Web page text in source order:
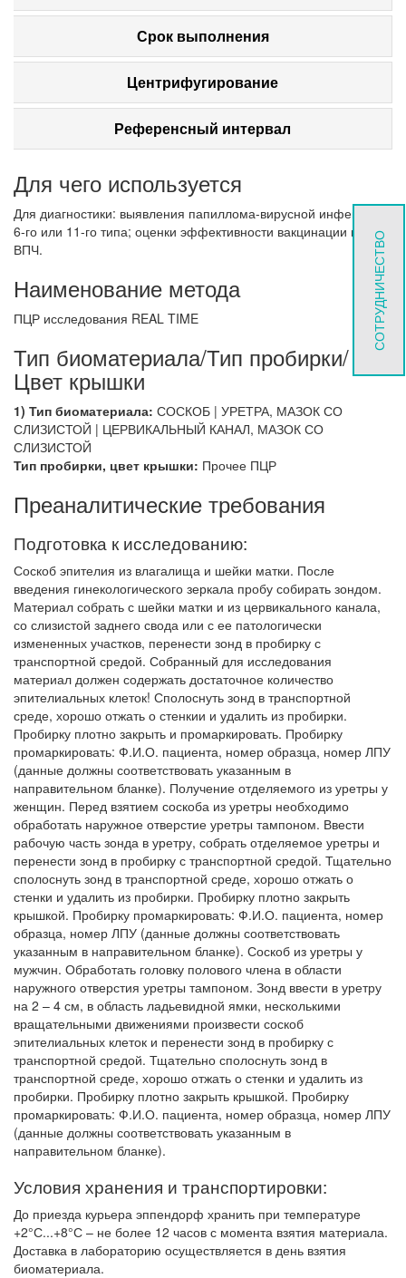
Срок выполнения
Центрифугирование
Референсный интервал
Для чего используется
Для диагностики: выявления папиллома-вирусной инфекции
6-го или 11-го типа; оценки эффективности вакцинации против
ВПЧ.
Наименование метода
ПЦР исследования REAL TIME
Тип биоматериала/Тип пробирки/
Цвет крышки
1) Тип биоматериала: СОСКОБ | УРЕТРА, МАЗОК СО
СЛИЗИСТОЙ | ЦЕРВИКАЛЬНЫЙ КАНАЛ, МАЗОК СО
СЛИЗИСТОЙ
Тип пробирки, цвет крышки: Прочее ПЦР
Преаналитические требования
Подготовка к исследованию:
Соскоб эпителия из влагалища и шейки матки. После
введения гинекологического зеркала пробу собирать зондом.
Материал собрать с шейки матки и из цервикального канала,
со слизистой заднего свода или с ее патологически
измененных участков, перенести зонд в пробирку с
транспортной средой. Собранный для исследования
материал должен содержать достаточное количество
эпителиальных клеток! Сполоснуть зонд в транспортной
среде, хорошо отжать о стенкии и удалить из пробирки.
Пробирку плотно закрыть и промаркировать. Пробирку
промаркировать: Ф.И.О. пациента, номер образца, номер ЛПУ
(данные должны соответствовать указанным в
направительном бланке). Получение отделяемого из уретры у
женщин. Перед взятием соскоба из уретры необходимо
обработать наружное отверстие уретры тампоном. Ввести
рабочую часть зонда в уретру, собрать отделяемое уретры и
перенести зонд в пробирку с транспортной средой. Тщательно
сполоснуть зонд в транспортной среде, хорошо отжать о
стенки и удалить из пробирки. Пробирку плотно закрыть
крышкой. Пробирку промаркировать: Ф.И.О. пациента, номер
образца, номер ЛПУ (данные должны соответствовать
указанным в направительном бланке). Соскоб из уретры у
мужчин. Обработать головку полового члена в области
наружного отверстия уретры тампоном. Зонд ввести в уретру
на 2 – 4 см, в область ладьевидной ямки, несколькими
вращательными движениями произвести соскоб
эпителиальных клеток и перенести зонд в пробирку с
транспортной средой. Тщательно сполоснуть зонд в
транспортной среде, хорошо отжать о стенки и удалить из
пробирки. Пробирку плотно закрыть крышкой. Пробирку
промаркировать: Ф.И.О. пациента, номер образца, номер ЛПУ
(данные должны соответствовать указанным в
направительном бланке).
Условия хранения и транспортировки:
До приезда курьера эппендорф хранить при температуре
+2°С...+8°С – не более 12 часов с момента взятия материала.
Доставка в лабораторию осуществляется в день взятия
биоматериала.
СОТРУДНИЧЕСТВО